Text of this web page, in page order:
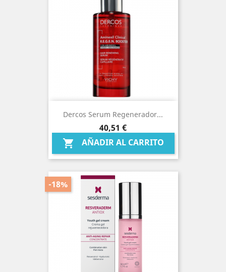
Dercos Serum Regenerador...
Precio
40,51 €
 AÑADIR AL CARRITO
-18%